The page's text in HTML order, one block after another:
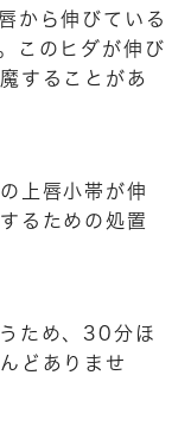
から伸びている
このヒダが伸び
することがあ
上唇小帯が伸
るための処置
ため、30分ほ
どありませ